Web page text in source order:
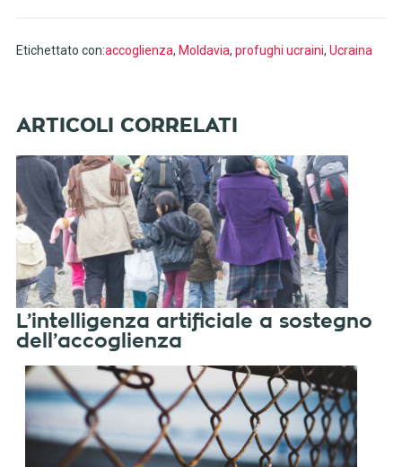
Etichettato con:accoglienza, Moldavia, profughi ucraini, Ucraina
L’intelligenza artificiale a sostegno
dell’accoglienza